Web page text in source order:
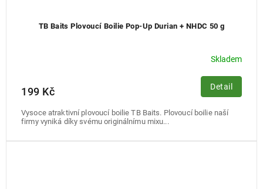
TB Baits Plovoucí Boilie Pop-Up Durian + NHDC 50 g
Skladem
199 Kč Detail
Vysoce atraktivní plovoucí boilie TB Baits. Plovoucí boilie naší
firmy vyniká díky svému originálnímu mixu...